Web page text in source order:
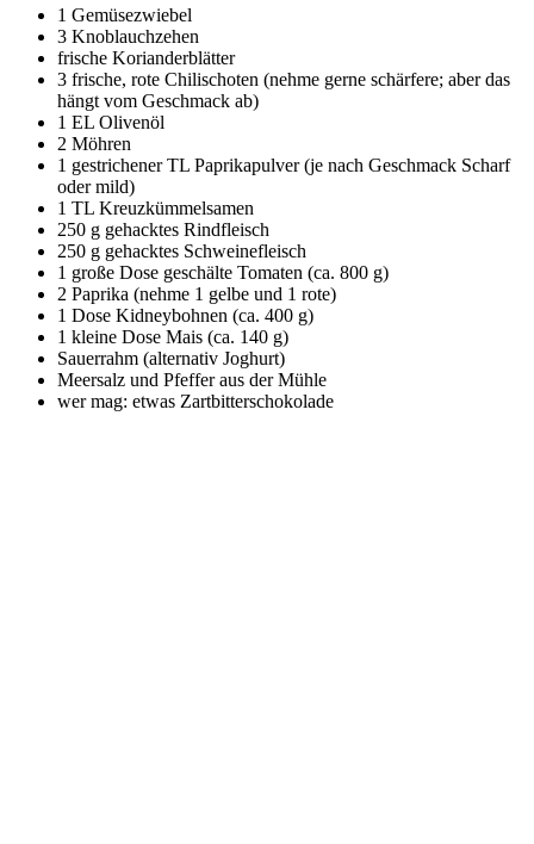
1 Gemüsezwiebel
3 Knoblauchzehen
frische Korianderblätter
3 frische, rote Chilischoten (nehme gerne schärfere; aber das
hängt vom Geschmack ab)
1 EL Olivenöl
2 Möhren
1 gestrichener TL Paprikapulver (je nach Geschmack Scharf
oder mild)
1 TL Kreuzkümmelsamen
250 g gehacktes Rindfleisch
250 g gehacktes Schweinefleisch
1 große Dose geschälte Tomaten (ca. 800 g)
2 Paprika (nehme 1 gelbe und 1 rote)
1 Dose Kidneybohnen (ca. 400 g)
1 kleine Dose Mais (ca. 140 g)
Sauerrahm (alternativ Joghurt)
Meersalz und Pfeffer aus der Mühle
wer mag: etwas Zartbitterschokolade